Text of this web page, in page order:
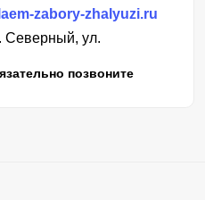
zabory-zhalyuzi.ru
Северный, ул.
позвоните